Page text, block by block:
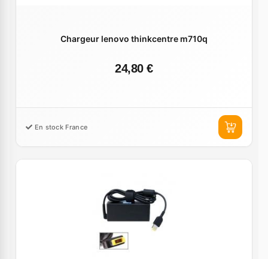
Chargeur lenovo thinkcentre m710q
24,80 €
En stock France